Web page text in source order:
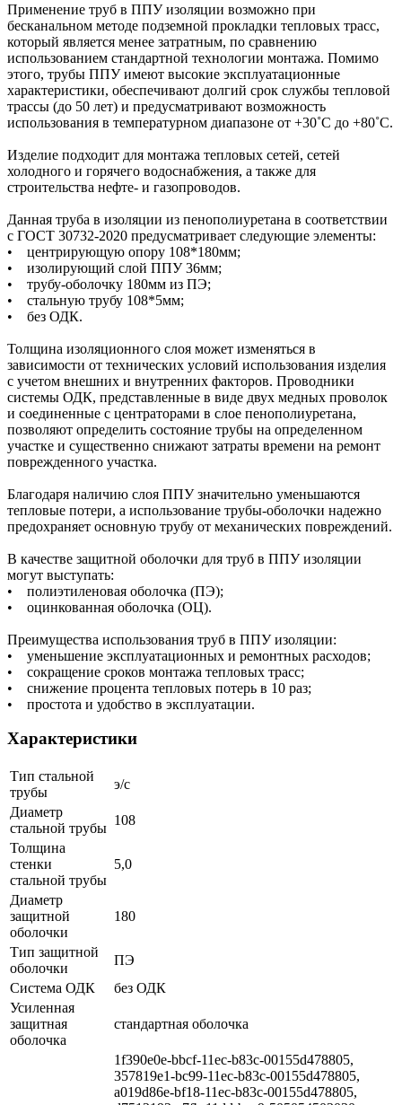
Применение труб в ППУ изоляции возможно при
бесканальном методе подземной прокладки тепловых трасс,
который является менее затратным, по сравнению
использованием стандартной технологии монтажа. Помимо
этого, трубы ППУ имеют высокие эксплуатационные
характеристики, обеспечивают долгий срок службы тепловой
трассы (до 50 лет) и предусматривают возможность
использования в температурном диапазоне от +30˚C до +80˚C.
Изделие подходит для монтажа тепловых сетей, сетей
холодного и горячего водоснабжения, а также для
строительства нефте- и газопроводов.
Данная труба в изоляции из пенополиуретана в соответствии
с ГОСТ 30732-2020 предусматривает следующие элементы:
• центрирующую опору 108*180мм;
• изолирующий слой ППУ 36мм;
• трубу-оболочку 180мм из ПЭ;
• стальную трубу 108*5мм;
• без ОДК.
Толщина изоляционного слоя может изменяться в
зависимости от технических условий использования изделия
с учетом внешних и внутренних факторов. Проводники
системы ОДК, представленные в виде двух медных проволок
и соединенные с центраторами в слое пенополиуретана,
позволяют определить состояние трубы на определенном
участке и существенно снижают затраты времени на ремонт
поврежденного участка.
Благодаря наличию слоя ППУ значительно уменьшаются
тепловые потери, а использование трубы-оболочки надежно
предохраняет основную трубу от механических повреждений.
В качестве защитной оболочки для труб в ППУ изоляции
могут выступать:
• полиэтиленовая оболочка (ПЭ);
• оцинкованная оболочка (ОЦ).
Преимущества использования труб в ППУ изоляции:
• уменьшение эксплуатационных и ремонтных расходов;
• сокращение сроков монтажа тепловых трасс;
• снижение процента тепловых потерь в 10 раз;
• простота и удобство в эксплуатации.
Характеристики
Тип стальной
трубы
э/с
Диаметр
стальной трубы
108
Толщина
стенки
стальной трубы
5,0
Диаметр
защитной
оболочки
180
Тип защитной
оболочки
ПЭ
Система ОДК
без ОДК
Усиленная
защитная
оболочка
стандартная оболочка
1f390e0e-bbcf-11ec-b83c-00155d478805,
357819e1-bc99-11ec-b83c-00155d478805,
a019d86e-bf18-11ec-b83c-00155d478805,